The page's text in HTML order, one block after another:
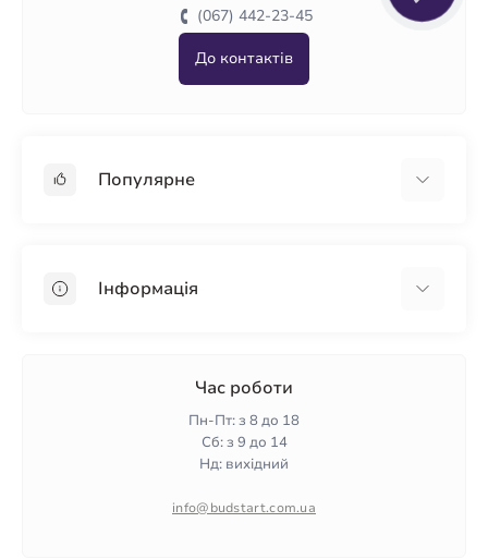
(067) 442-23-45
До контактів
Популярне
ПінопластІнформація
Гарантія та повернення
Політика конфіденційності
Час роботи
Пн-Пт: з 8 до 18
Сб: з 9 до 14
Нд: вихідний
info@budstart.com.ua